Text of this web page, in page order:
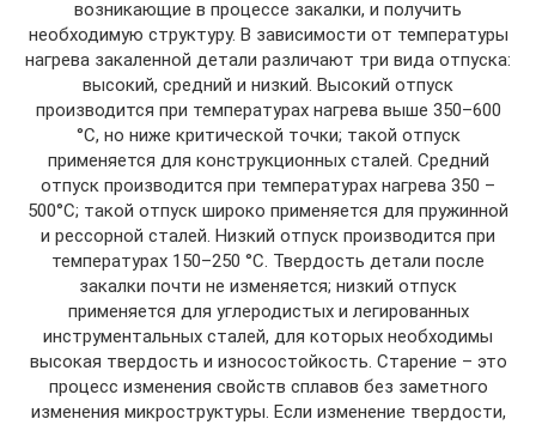
возникающие в процессе закалки, и получить
необходимую структуру. В зависимости от температуры
нагрева закаленной детали различают три вида отпуска:
высокий, средний и низкий. Высокий отпуск
производится при температурах нагрева выше 350–600
°С, но ниже критической точки; такой отпуск
применяется для конструкционных сталей. Средний
отпуск производится при температурах нагрева 350 –
500°С; такой отпуск широко применяется для пружинной
и рессорной сталей. Низкий отпуск производится при
температурах 150–250 °С. Твердость детали после
закалки почти не изменяется; низкий отпуск
применяется для углеродистых и легированных
инструментальных сталей, для которых необходимы
высокая твердость и износостойкость. Старение – это
процесс изменения свойств сплавов без заметного
изменения микроструктуры. Если изменение твердости,